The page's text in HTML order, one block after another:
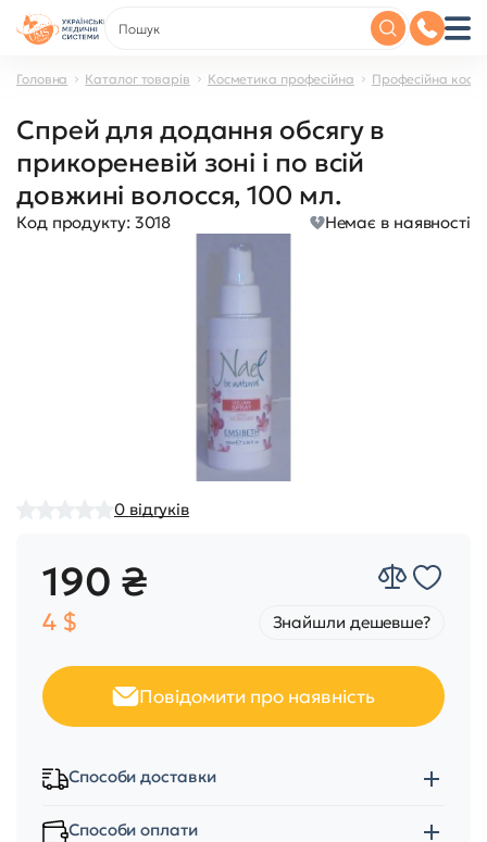
Головна Каталог товарів Косметика професійна Професійна
Спрей для додання обсягу в
прикореневій зоні і по всій
довжині волосся, 100 мл.
Код продукту: 3018 Немає в наявності
0 відгуків
190 ₴
4 $ Знайшли дешевше?
Повідомити про наявність
Способи доставки
Способи оплати